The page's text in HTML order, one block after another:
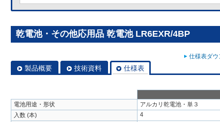
乾電池・その他応用品 乾電池 LR6EXR/4BP
仕様表ダ
製品概要 技術資料 仕様表
電池用途・形状
アルカリ乾電池・単３
入数 (本)
4